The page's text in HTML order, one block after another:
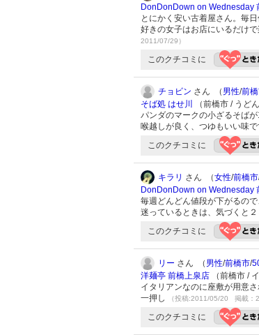
DonDonDown on Wednesday
とにかく安い古着屋さん。毎
好きの女子はお店にいるだけ
2011/07/29）
このクチコミに
チョビン さん （ 男性/前
そば処 はせ川
（前橋市 / うど
パンダのマークの小ざるそば
喉越しが良く、つゆもいい味
このクチコミに
キラリ さん （女性/前橋市
DonDonDown on Wednesday
毎週どんどん値段が下がるの
迷っているときは、気づくと
このクチコミに
リー さん （ 男性/前橋市/
洋麺亭 前橋上泉店 （前橋市 /
イタリアンなのに座敷が用意
一押し
（投稿:2011/05/20 掲載：
このクチコミに